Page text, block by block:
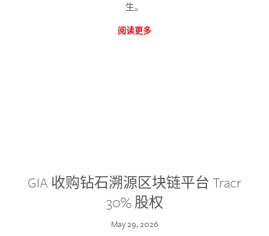
生。
阅读更多
GIA 收购钻石溯源区块链平台 Tracr
30% 股权
May 29, 2026